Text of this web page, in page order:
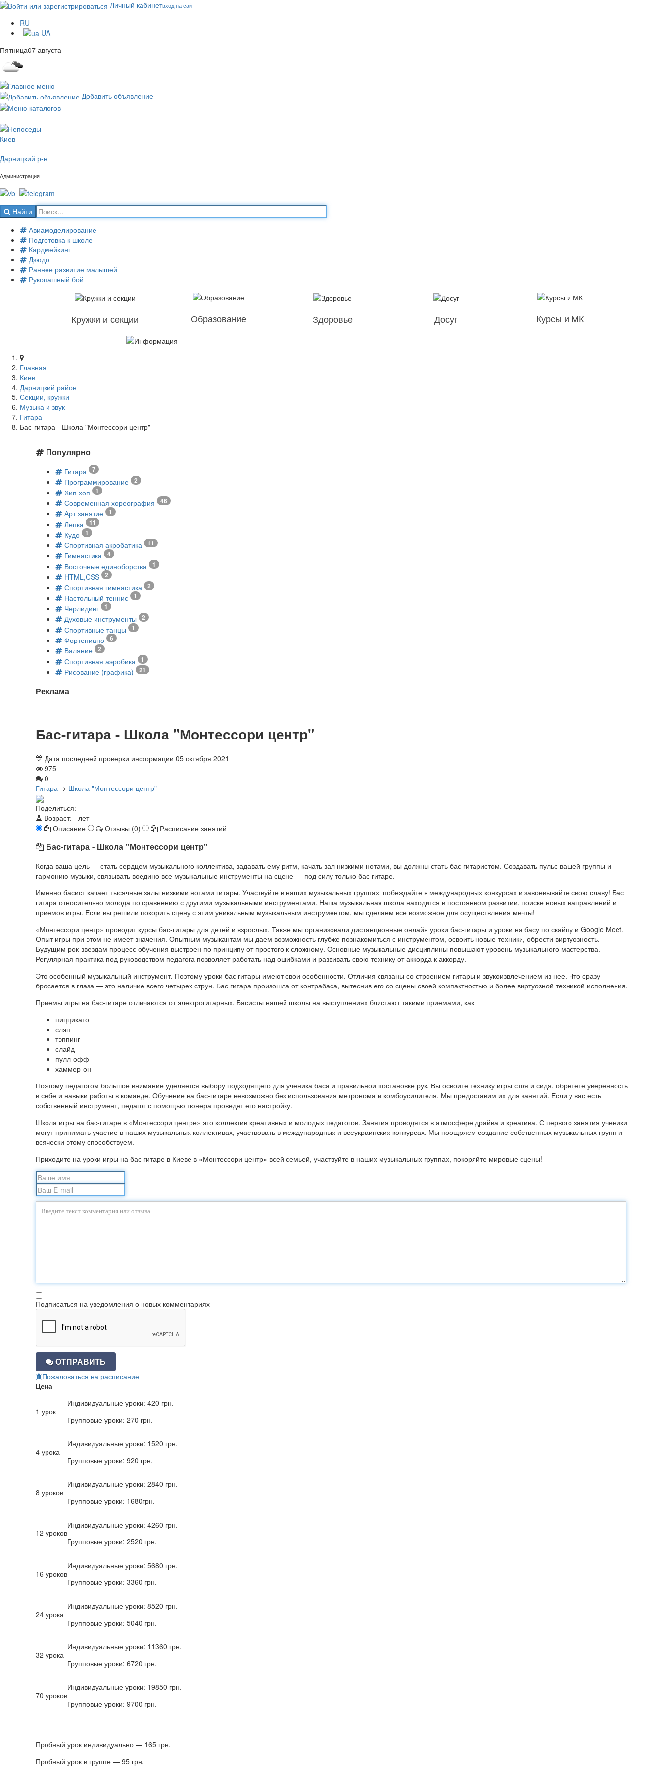
Личный кабинетвход на сайт
RU
UA
Пятница07 августа
Добавить объявление
Киев
Дарницкий р-н
Администрация
Найти
Авиамоделирование
Подготовка к школе
Кардмейкинг
Дзюдо
Раннее развитие малышей
Рукопашный бой
Кружки и секции Образование Здоровье Досуг Курсы и МК
Главная
Киев
Дарницкий район
Секции, кружки
Музыка и звук
Гитара
Бас-гитара - Школа "Монтессори центр"
Популярно
Гитара 7
Программирование 2
Хип хоп 1
Современная хореография 46
Арт занятие 1
Лепка 11
Кудо 1
Спортивная акробатика 11
Гимнастика 4
Восточные единоборства 1
HTML,CSS 2
Спортивная гимнастика 2
Настольный теннис 1
Черлидинг 1
Духовые инструменты 2
Спортивные танцы 1
Фортепиано 6
Валяние 2
Спортивная аэробика 1
Рисование (графика) 21
Реклама
Бас-гитара - Школа "Монтессори центр"
Дата последней проверки информации 05 октября 2021
975
0
Гитара -> Школа "Монтессори центр"
Поделиться:
Возраст: - лет
Описание
Отзывы (0) Расписание занятий
Бас-гитара - Школа "Монтессори центр"
Когда ваша цель — стать сердцем музыкального коллектива, задавать ему ритм, качать зал низкими нотами, вы должны стать бас гитаристом. Создавать пульс вашей группы и
гармонию музыки, связывать воедино все музыкальные инструменты на сцене — под силу только бас гитаре.
Именно басист качает тысячные залы низкими нотами гитары. Участвуйте в наших музыкальных группах, побеждайте в международных конкурсах и завоевывайте свою славу! Бас
гитара относительно молода по сравнению с другими музыкальными инструментами. Наша музыкальная школа находится в постоянном развитии, поиске новых направлений и
приемов игры. Если вы решили покорить сцену с этим уникальным музыкальным инструментом, мы сделаем все возможное для осуществления мечты!
«Монтессори центр» проводит курсы бас-гитары для детей и взрослых. Также мы организовали дистанционные онлайн уроки бас-гитары и уроки на басу по скайпу и Google Meet.
Опыт игры при этом не имеет значения. Опытным музыкантам мы даем возможность глубже познакомиться с инструментом, освоить новые техники, обрести виртуозность.
Будущим рок-звездам процесс обучения выстроен по принципу от простого к сложному. Основные музыкальные дисциплины повышают уровень музыкального мастерства.
Регулярная практика под руководством педагога позволяет работать над ошибками и развивать свою технику от аккорда к аккорду.
Это особенный музыкальный инструмент. Поэтому уроки бас гитары имеют свои особенности. Отличия связаны со строением гитары и звукоизвлечением из нее. Что сразу
бросается в глаза — это наличие всего четырех струн. Бас гитара произошла от контрабаса, вытеснив его со сцены своей компактностью и более виртуозной техникой исполнения.
Приемы игры на бас-гитаре отличаются от электрогитарных. Басисты нашей школы на выступлениях блистают такими приемами, как:
пиццикато
слэп
тэппинг
слайд
пулл-офф
хаммер-он
Поэтому педагогом большое внимание уделяется выбору подходящего для ученика баса и правильной постановке рук. Вы освоите технику игры стоя и сидя, обретете уверенность
в себе и навыки работы в команде. Обучение на бас-гитаре невозможно без использования метронома и комбоусилителя. Мы предоставим их для занятий. Если у вас есть
собственный инструмент, педагог с помощью тюнера проведет его настройку.
Школа игры на бас-гитаре в «Монтессори центре» это коллектив креативных и молодых педагогов. Занятия проводятся в атмосфере драйва и креатива. С первого занятия ученики
могут принимать участие в наших музыкальных коллективах, участвовать в международных и всеукраинских конкурсах. Мы поощряем создание собственных музыкальных групп и
всячески этому способствуем.
Приходите на уроки игры на бас гитаре в Киеве в «Монтессори центр» всей семьей, участвуйте в наших музыкальных группах, покоряйте мировые сцены!
Подписаться на уведомления о новых комментариях
ОТПРАВИТЬ
Пожаловаться на расписание
Цена
1 урок
Индивидуальные уроки: 420 грн.
Групповые уроки: 270 грн.
4 урока
Индивидуальные уроки: 1520 грн.
Групповые уроки: 920 грн.
8 уроков
Индивидуальные уроки: 2840 грн.
Групповые уроки: 1680грн.
12 уроков
Индивидуальные уроки: 4260 грн.
Групповые уроки: 2520 грн.
16 уроков
Индивидуальные уроки: 5680 грн.
Групповые уроки: 3360 грн.
24 урока
Индивидуальные уроки: 8520 грн.
Групповые уроки: 5040 грн.
32 урока
Индивидуальные уроки: 11360 грн.
Групповые уроки: 6720 грн.
70 уроков
Индивидуальные уроки: 19850 грн.
Групповые уроки: 9700 грн.
Пробный урок индивидуально — 165 грн.
Пробный урок в группе — 95 грн.